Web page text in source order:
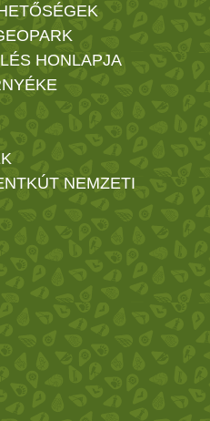
HONLAPJA
NEMZETI